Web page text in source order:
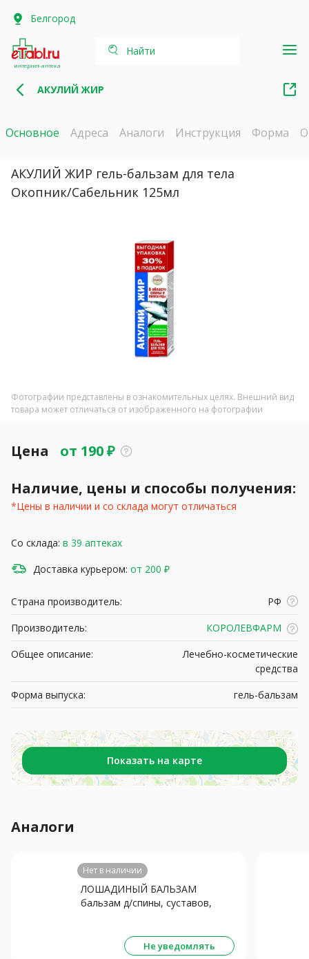
Белгород
интернет-аптека
Найти
АКУЛИЙ ЖИР
Основное Адреса Аналоги Инструкция Форма
АКУЛИЙ ЖИР гель-бальзам для тела
Окопник/Сабельник 125мл
Фотографии представлены в ознакомительных целях. Внешний вид
товара может отличаться от изображенного на фотографии
Цена от 190₽
Наличие, цены и способы получения:
*Цены в наличии и со склада могут отличаться
Со склада: в 39 аптеках
Доставка курьером: от 200 ₽
Страна производитель:
РФ
Производитель:
КОРОЛЕВФАРМ
Общее описание:
Лечебно-косметические
средства
Форма выпуска:
гель-бальзам
Показать на карте
Аналоги
Нет в наличии
ЛОШАДИНЫЙ БАЛЬЗАМ
бальзам д/спины, суставов,
Не уведомлять